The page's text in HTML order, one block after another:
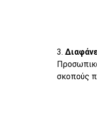
3.
σκοπούς